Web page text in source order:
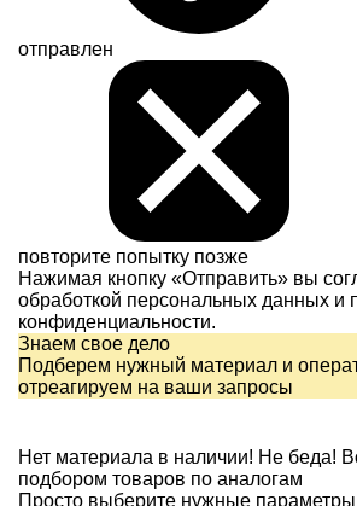
отправлен
повторите попытку позже
Нажимая кнопку «Отправить» вы
обработкой персональных данных и
конфиденциальности.
Знаем свое дело
Подберем нужный материал и
отреагируем на ваши запросы
Нет материала в наличии! Не беда!
подбором товаров по аналогам
Просто выберите нужные